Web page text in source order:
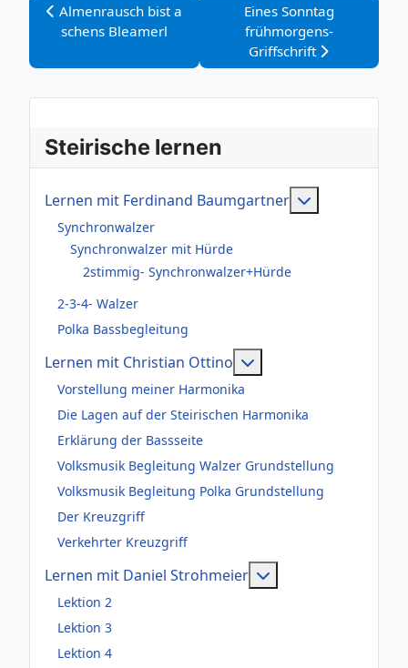
Vorheriger Beitrag: Almenrausch bist a schens Bleamerl
Almenrausch bist a
schens Bleamerl
Nächster Beitrag: Eines
Eines Sonntag
frühmorgens-
Griffschrift
Steirische lernen
Lernen mit Ferdinand Baumgartner
Synchronwalzer
Synchronwalzer mit Hürde
2stimmig- Synchronwalzer+Hürde
2-3-4- Walzer
Polka Bassbegleitung
Lernen mit Christian Ottino
Vorstellung meiner Harmonika
Die Lagen auf der Steirischen Harmonika
Erklärung der Bassseite
Volksmusik Begleitung Walzer Grundstellung
Volksmusik Begleitung Polka Grundstellung
Der Kreuzgriff
Verkehrter Kreuzgriff
Lernen mit Daniel Strohmeier
Lektion 2
Lektion 3
Lektion 4